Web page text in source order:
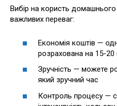
Вибір на користь
важливих переваг:
Економія коштів —
розрахована на 15-
Зручність — можете
який зручний час
Контроль процесу —